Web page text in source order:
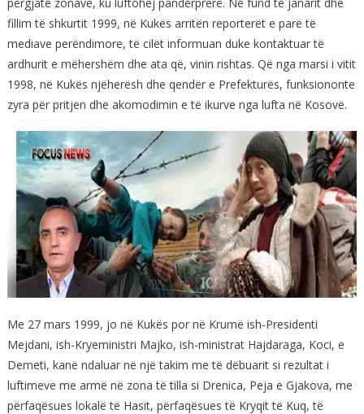
fillim të shkurtit 1999, në Kukës arritën reporterët e parë të
mediave perëndimore, të cilët informuan duke kontaktuar të
ardhurit e mëhershëm dhe ata që, vinin rishtas. Që nga marsi i vitit
1998, në Kukës njëherësh dhe qendër e Prefekturës, funksiononte
zyra për pritjen dhe akomodimin e të ikurve nga lufta në Kosovë.
Me 27 mars 1999, jo në Kukës por në Krumë ish-Presidenti
Mejdani, ish-Kryeministri Majko, ish-ministrat Hajdaraga, Koci, e
Demeti, kanë ndaluar në një takim me të dëbuarit si rezultat i
luftimeve me armë në zona të tilla si Drenica, Peja e Gjakova, me
përfaqësues lokalë të Hasit, përfaqësues të Kryqit të Kuq, të